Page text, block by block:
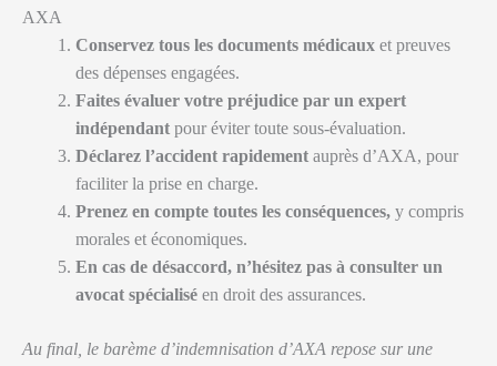
AXA
Conservez tous les documents médicaux et preuves
des dépenses engagées.
Faites évaluer votre préjudice par un expert
indépendant pour éviter toute sous-évaluation.
Déclarez l’accident rapidement auprès d’AXA, pour
faciliter la prise en charge.
Prenez en compte toutes les conséquences, y compris
morales et économiques.
En cas de désaccord, n’hésitez pas à consulter un
avocat spécialisé en droit des assurances.
Au final, le barème d’indemnisation d’AXA repose sur une